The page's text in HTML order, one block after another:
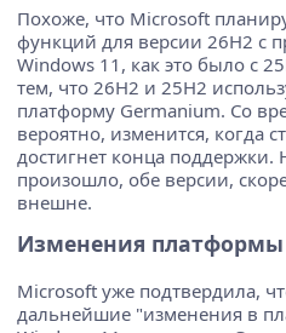
Похоже, что Microsoft
функций для версии 26H2 с
Windows 11, как это было с
тем, что 26H2 и 25H2
платформу Germanium. Со
вероятно, изменится, когда
достигнет конца поддержки.
произошло, обе версии,
внешне.
Изменения платформы
Microsoft уже подтвердила,
дальнейшие "изменения в